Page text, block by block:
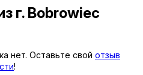
г. Bobrowiec
нет. Оставьте свой отзыв
!